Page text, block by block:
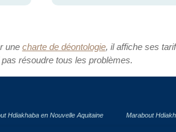
une charte de déontologie, il affiche ses
résoudre tous les problèmes.
Hdiakhaba en Nouvelle Aquitaine Marabout